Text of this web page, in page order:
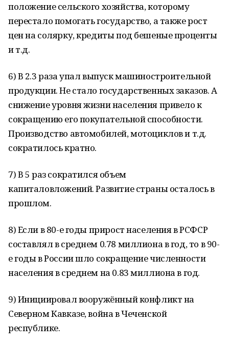
положение сельского хозяйства, которому
перестало помогать государство, а также рост
цен на солярку, кредиты под бешеные проценты
и т.д.
6) В 2.3 раза упал выпуск машиностроительной
продукции. Не стало государственных заказов. А
снижение уровня жизни населения привело к
сокращению его покупательной способности.
Производство автомобилей, мотоциклов и т.д.
сократилось кратно.
7) В 5 раз сократился объем
капиталовложений. Развитие страны осталось в
прошлом.
8) Если в 80-е годы прирост населения в РСФСР
составлял в среднем 0.78 миллиона в год, то в 90-
е годы в России шло сокращение численности
населения в среднем на 0.83 миллиона в год.
9) Инициировал вооружённый конфликт на
Северном Кавказе, война в Чеченской
республике.